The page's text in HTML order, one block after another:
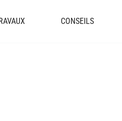
CONSEILS